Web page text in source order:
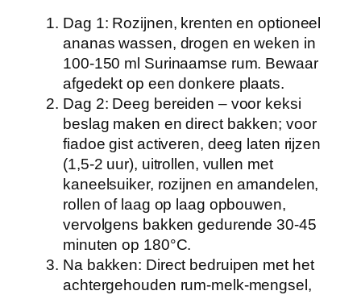
Dag 1: Rozijnen, krenten en optioneel
ananas wassen, drogen en weken in
100-150 ml Surinaamse rum. Bewaar
afgedekt op een donkere plaats.
Dag 2: Deeg bereiden – voor keksi
beslag maken en direct bakken; voor
fiadoe gist activeren, deeg laten rijzen
(1,5-2 uur), uitrollen, vullen met
kaneelsuiker, rozijnen en amandelen,
rollen of laag op laag opbouwen,
vervolgens bakken gedurende 30-45
minuten op 180°C.
Na bakken: Direct bedruipen met het
achtergehouden rum-melk-mengsel,